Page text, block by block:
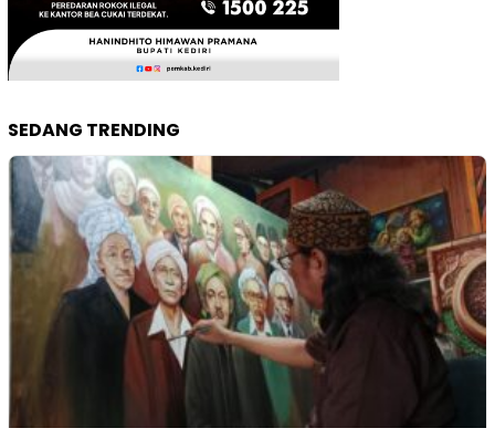
SEDANG TRENDING